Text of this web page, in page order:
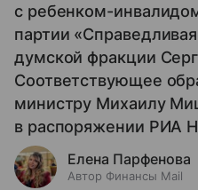
с ребенком-
партии
думской фракции
Соответствующее
министру Михаилу
в распоряжении РИА
Елена Парфенова
Автор Финансы Mail